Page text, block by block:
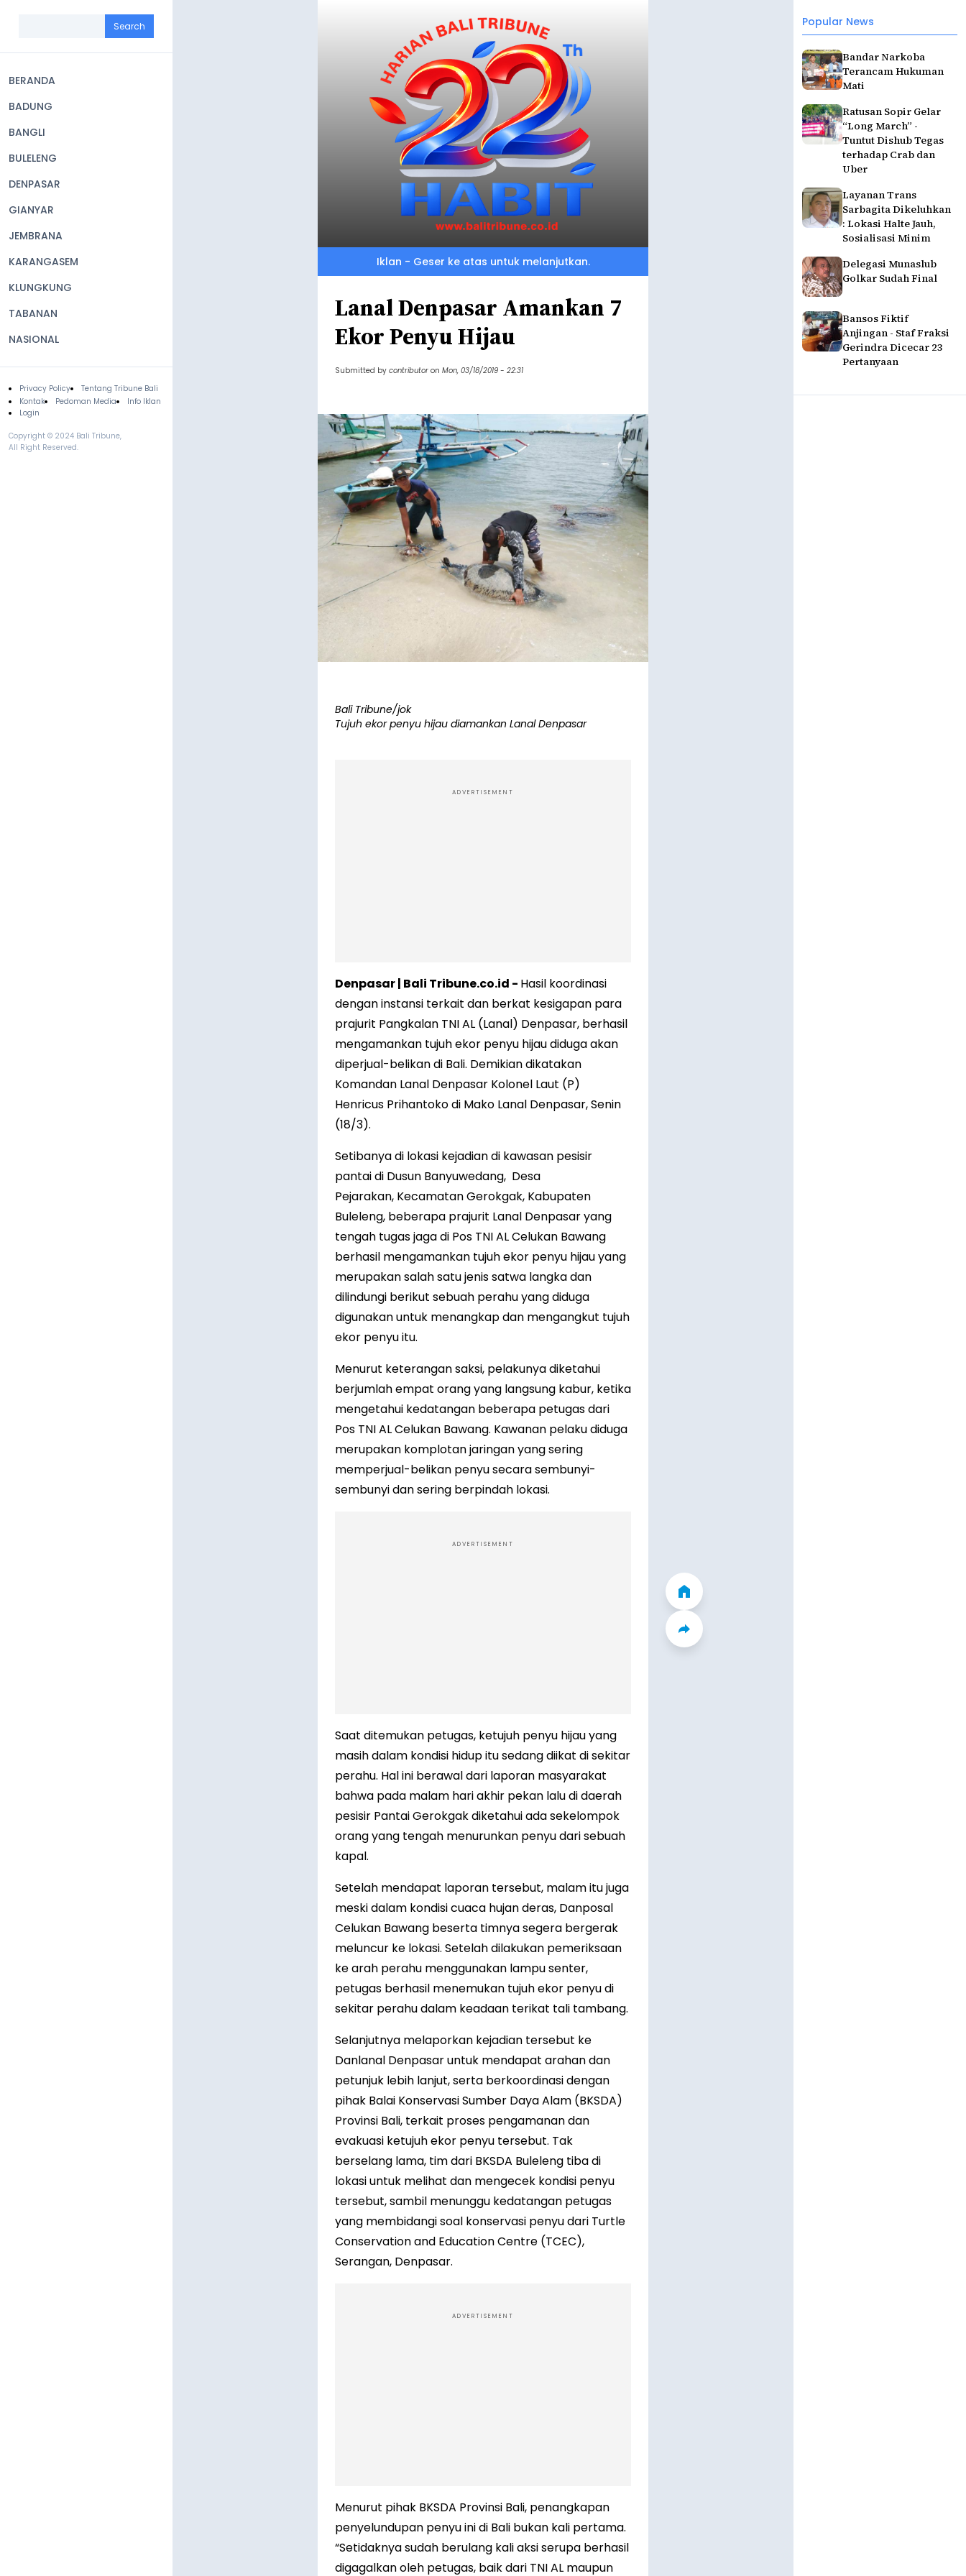
navigation
BERANDA
BADUNG
BANGLI
BULELENG
DENPASAR
GIANYAR
JEMBRANA
KARANGASEM
KLUNGKUNG
TABANAN
NASIONAL
Footer
Privacy Policy
Tentang Tribune Bali
Kontak
Pedoman Media
Info Iklan
Login
Copyright © 2024 Bali Tribune,
All Right Reserved.
Popular News
Bandar Narkoba
Terancam Hukuman
Mati
Ratusan Sopir Gelar
“Long March” -
Tuntut Dishub Tegas
terhadap Crab dan
Uber
Layanan Trans
Sarbagita Dikeluhkan
: Lokasi Halte Jauh,
Sosialisasi Minim
Delegasi Munaslub
Golkar Sudah Final
Bansos Fiktif
Anjingan - Staf Fraksi
Gerindra Dicecar 23
Pertanyaan
Iklan - Geser ke atas untuk melanjutkan.
Lanal Denpasar Amankan 7
Ekor Penyu Hijau
Submitted by contributor on Mon, 03/18/2019 - 22:31
Bali Tribune/jok
Tujuh ekor penyu hijau diamankan Lanal Denpasar
ADVERTISEMENT
Denpasar | Bali Tribune.co.id - Hasil koordinasi
dengan instansi terkait dan berkat kesigapan para
prajurit Pangkalan TNI AL (Lanal) Denpasar, berhasil
mengamankan tujuh ekor penyu hijau diduga akan
diperjual-belikan di Bali. Demikian dikatakan
Komandan Lanal Denpasar Kolonel Laut (P)
Henricus Prihantoko di Mako Lanal Denpasar, Senin
(18/3).
Setibanya di lokasi kejadian di kawasan pesisir
pantai di Dusun Banyuwedang, Desa
Pejarakan, Kecamatan Gerokgak, Kabupaten
Buleleng, beberapa prajurit Lanal Denpasar yang
tengah tugas jaga di Pos TNI AL Celukan Bawang
berhasil mengamankan tujuh ekor penyu hijau yang
merupakan salah satu jenis satwa langka dan
dilindungi berikut sebuah perahu yang diduga
digunakan untuk menangkap dan mengangkut tujuh
ekor penyu itu.
Menurut keterangan saksi, pelakunya diketahui
berjumlah empat orang yang langsung kabur, ketika
mengetahui kedatangan beberapa petugas dari
Pos TNI AL Celukan Bawang. Kawanan pelaku diduga
merupakan komplotan jaringan yang sering
memperjual-belikan penyu secara sembunyi-
sembunyi dan sering berpindah lokasi.
ADVERTISEMENT
Saat ditemukan petugas, ketujuh penyu hijau yang
masih dalam kondisi hidup itu sedang diikat di sekitar
perahu. Hal ini berawal dari laporan masyarakat
bahwa pada malam hari akhir pekan lalu di daerah
pesisir Pantai Gerokgak diketahui ada sekelompok
orang yang tengah menurunkan penyu dari sebuah
kapal.
Setelah mendapat laporan tersebut, malam itu juga
meski dalam kondisi cuaca hujan deras, Danposal
Celukan Bawang beserta timnya segera bergerak
meluncur ke lokasi. Setelah dilakukan pemeriksaan
ke arah perahu menggunakan lampu senter,
petugas berhasil menemukan tujuh ekor penyu di
sekitar perahu dalam keadaan terikat tali tambang.
Selanjutnya melaporkan kejadian tersebut ke
Danlanal Denpasar untuk mendapat arahan dan
petunjuk lebih lanjut, serta berkoordinasi dengan
pihak Balai Konservasi Sumber Daya Alam (BKSDA)
Provinsi Bali, terkait proses pengamanan dan
evakuasi ketujuh ekor penyu tersebut. Tak
berselang lama, tim dari BKSDA Buleleng tiba di
lokasi untuk melihat dan mengecek kondisi penyu
tersebut, sambil menunggu kedatangan petugas
yang membidangi soal konservasi penyu dari Turtle
Conservation and Education Centre (TCEC),
Serangan, Denpasar.
ADVERTISEMENT
Menurut pihak BKSDA Provinsi Bali, penangkapan
penyelundupan penyu ini di Bali bukan kali pertama.
“Setidaknya sudah berulang kali aksi serupa berhasil
digagalkan oleh petugas, baik dari TNI AL maupun